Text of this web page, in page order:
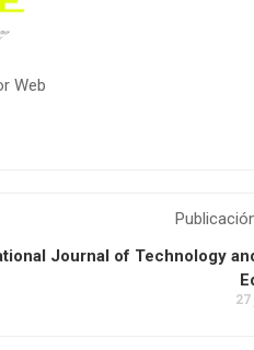
Web
Journal of Technology
27